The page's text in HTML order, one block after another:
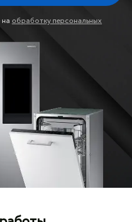
обработку персональных